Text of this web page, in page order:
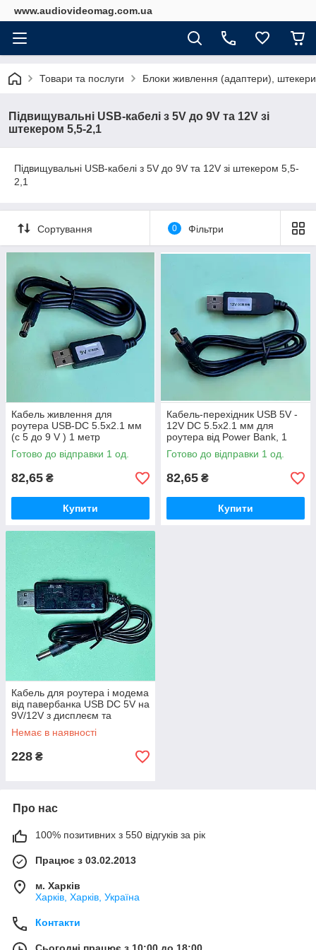
www.audiovideomag.com.ua
Товари та послуги Блоки живлення (адаптери),
Підвищувальні USB-кабелі з 5V до 9V та 12V зі
штекером 5,5-2,1
Підвищувальні USB-кабелі з 5V до 9V та 12V зі штекером 5,5-
2,1
Сортування 0 Фільтри
Кабель живлення для
роутера USB-DC 5.5x2.1 мм
(с 5 до 9 V ) 1 метр
Готово до відправки 1 од.
82,65 ₴
Купити
Кабель-перехідник USB 5V -
12V DC 5.5x2.1 мм для
роутера від Power Bank, 1
метр
Готово до відправки 1 од.
82,65 ₴
Купити
Кабель для роутера і модема
від павербанка USB DC 5V на
9V/12V з дисплеєм та
перемикачем
Немає в наявності
228 ₴
Про нас
100% позитивних з 550 відгуків за рік
Працює з 03.02.2013
м. Харків
Харків, Харків, Україна
Контакти